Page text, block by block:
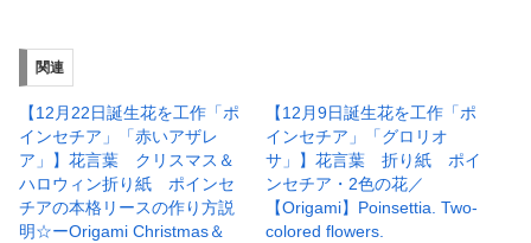
関連
【12月22日誕生花を工作「ポ
インセチア」「赤いアザレ
ア」】花言葉 クリスマス＆
ハロウィン折り紙 ポインセ
チアの本格リースの作り方説
明☆ーOrigami Christmas＆
【12月9日誕生花を工作「ポ
インセチア」「グロリオ
サ」】花言葉 折り紙 ポイ
ンセチア・2色の花／
【Origami】Poinsettia. Two-
colored flowers.